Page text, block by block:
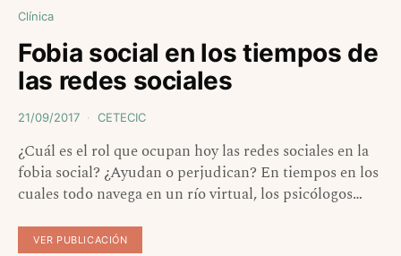
Clínica
Fobia social en los tiempos de
las redes sociales
21/09/2017 CETECIC
¿Cuál es el rol que ocupan hoy las redes sociales en la
fobia social? ¿Ayudan o perjudican? En tiempos en los
cuales todo navega en un río virtual, los psicólogos…
VER PUBLICACIÓN